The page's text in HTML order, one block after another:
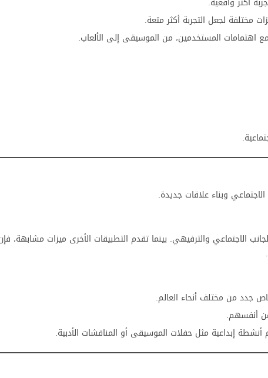
لجعل التجربة أكثر متعة.
اهتمامات المستخدمين، من الموسيقى إلى الألعاب.
عن أنفسهم.
إبداعية مثل حفلات الموسيقى أو المناقشات الأدبية.